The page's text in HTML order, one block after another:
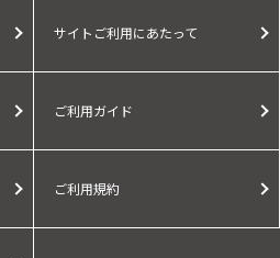
サイトご利用にあたって
ご利用ガイド
ご利用規約